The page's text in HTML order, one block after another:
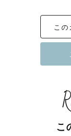
【はじめに】
ニコニコ笑顔が
ありがたいこと
『 優しく、あた
とおっしゃって
撮影！と聞くと
この
こ